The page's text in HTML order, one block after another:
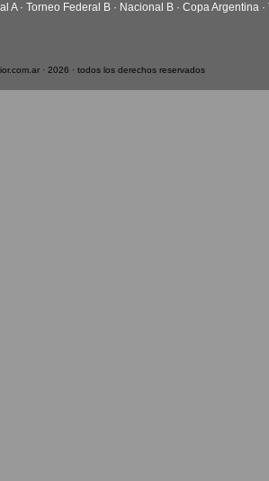
A· Torneo Federal B · Nacional B · Copa Argentina ·
· 2026 · todos los derechos reservados